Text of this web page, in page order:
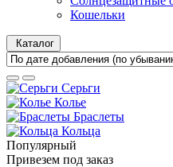
Кошельки
Каталог
Серьги
Колье
Браслеты
Кольца
Популярный
Привезем под заказ